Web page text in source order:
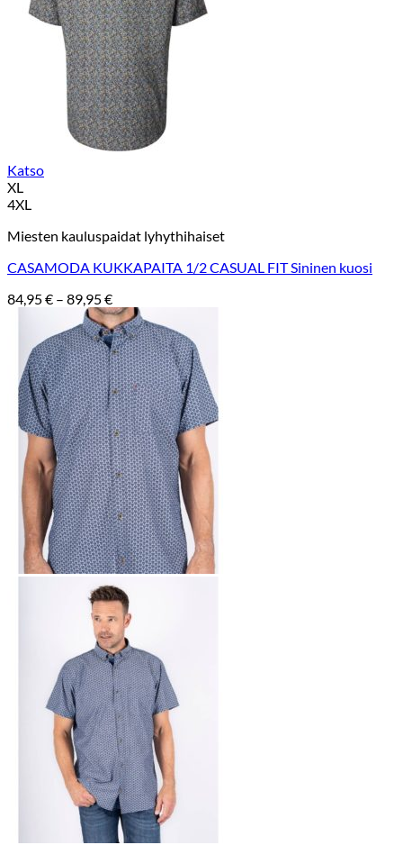
Katso
XL
4XL
Miesten kauluspaidat lyhythihaiset
CASAMODA KUKKAPAITA 1/2 CASUAL FIT Sininen kuosi
84,95€ – 89,95€Hintaluokka:
84,95 €
-
89,95 €